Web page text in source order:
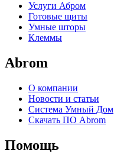
Услуги Абром
Готовые щиты
Умные шторы
Клеммы
Abrom
О компании
Новости и статьи
Система Умный Дом
Скачать ПО Abrom
Помощь